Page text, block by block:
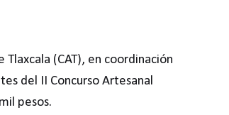
(CAT), en coordinación
del II Concurso Artesanal
pesos.